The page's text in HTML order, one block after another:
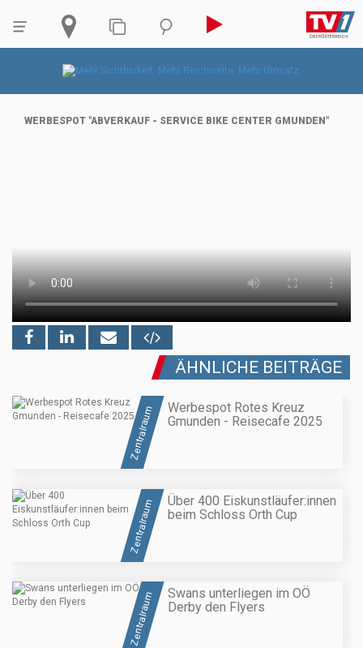
WERBESPOT "ABVERKAUF - SERVICE BIKE CENTER GMUNDEN"
ÄHNLICHE BEITRÄGE
Zentralraum
Werbespot Rotes Kreuz
Gmunden - Reisecafe 2025
Zentralraum
Über 400 Eiskunstläufer:innen
beim Schloss Orth Cup
Zentralraum
Swans unterliegen im OÖ
Derby den Flyers